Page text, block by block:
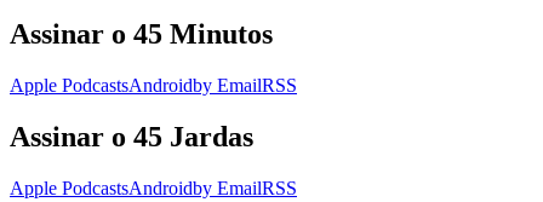
Assinar o 45 Minutos
Apple PodcastsAndroidby EmailRSS
Assinar o 45 Jardas
Apple PodcastsAndroidby EmailRSS